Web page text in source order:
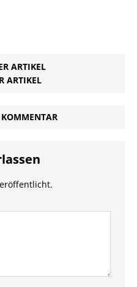
ARTIKEL
ARTIKEL
KOMMENTAR